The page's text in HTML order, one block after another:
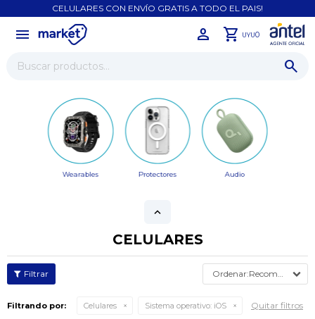
CELULARES CON ENVÍO GRATIS A TODO EL PAIS!
menu UYU0
Wearables Protectores Audio
CELULARES
Recomendados
Filtrando por: Celulares Sistema operativo: iOS Quitar filtros
close